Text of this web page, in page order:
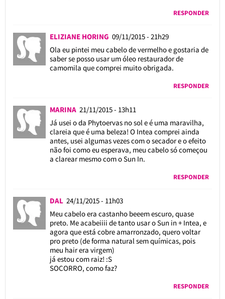
RESPONDER
ELIZIANE HORING 09/11/2015 - 21h29
Ola eu pintei meu cabelo de vermelho e gostaria de
saber se posso usar um óleo restaurador de
camomila que comprei muito obrigada.
RESPONDER
MARINA 21/11/2015 - 13h11
Já usei o da Phytoervas no sol e é uma maravilha,
clareia que é uma beleza! O Intea comprei ainda
antes, usei algumas vezes com o secador e o efeito
não foi como eu esperava, meu cabelo só começou
a clarear mesmo com o Sun In.
RESPONDER
DAL 24/11/2015 - 11h03
Meu cabelo era castanho beeem escuro, quase
preto. Me acabeiiii de tanto usar o Sun in + Intea, e
agora que está cobre amarronzado, quero voltar
pro preto (de forma natural sem químicas, pois
meu hair era virgem)
já estou com raiz! :S
SOCORRO, como faz?
RESPONDER